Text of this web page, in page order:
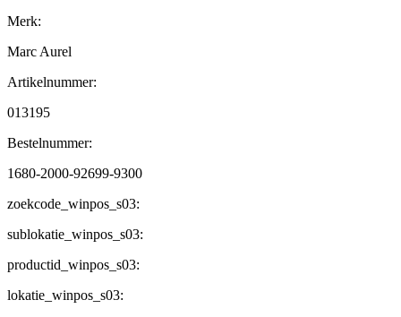
Merk:
Marc Aurel
Artikelnummer:
013195
Bestelnummer:
1680-2000-92699-9300
zoekcode_winpos_s03:
sublokatie_winpos_s03:
productid_winpos_s03:
lokatie_winpos_s03: